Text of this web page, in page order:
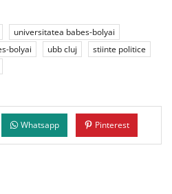
universitatea babes-bolyai
bolyai ubb cluj
stiinte politice
Whatsapp Pinterest